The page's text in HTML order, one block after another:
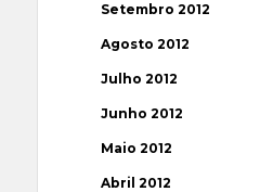
Setembro 2012
Agosto 2012
Julho 2012
Junho 2012
Maio 2012
Abril 2012